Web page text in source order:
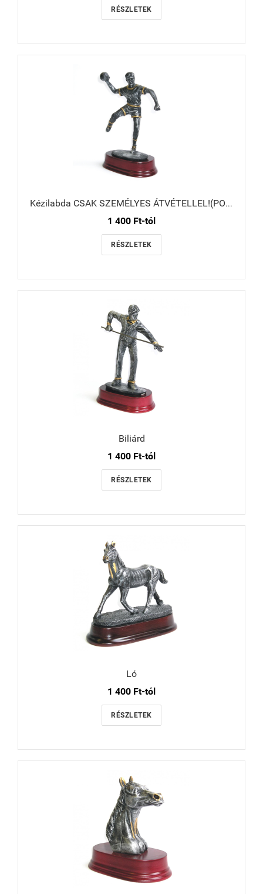
RÉSZLETEK
Kézilabda CSAK SZEMÉLYES ÁTVÉTELLEL!(POSTÁZNI NEM TUDJUK A FIGURÁT!)
1 400 Ft-tól
RÉSZLETEK
Biliárd
1 400 Ft-tól
RÉSZLETEK
Ló
1 400 Ft-tól
RÉSZLETEK